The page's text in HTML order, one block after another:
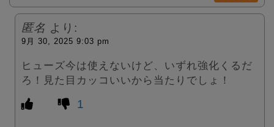
匿名 より:
9月 30, 2025 9:03 pm
ヒューズ今は使えないけど、いずれ強化くるだ
ろ！見た目カッコいいから当たりでしょ！
1